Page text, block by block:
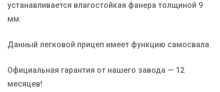
устанавливается влагостойкая фанера толщиной 9
мм.
Данный легковой прицеп имеет функцию самосвала.
Официальная гарантия от нашего завода — 12
месяцев!